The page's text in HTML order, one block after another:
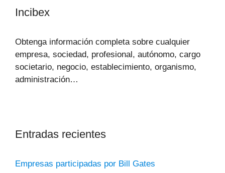
Incibex
Obtenga información completa sobre cualquier
empresa, sociedad, profesional, autónomo, cargo
societario, negocio, establecimiento, organismo,
administración…
Entradas recientes
Empresas participadas por Bill Gates